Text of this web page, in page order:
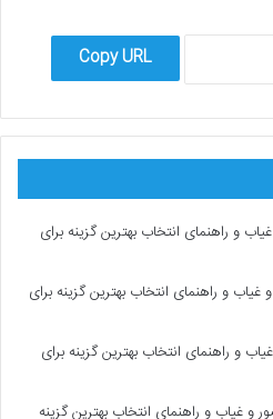
Copy URL
و راهنمای انتخاب بهترین گزینه برای
غیاب و راهنمای انتخاب بهترین گزینه برای
و راهنمای انتخاب بهترین گزینه برای
و غیاب و راهنمای انتخاب بهترین گزینه